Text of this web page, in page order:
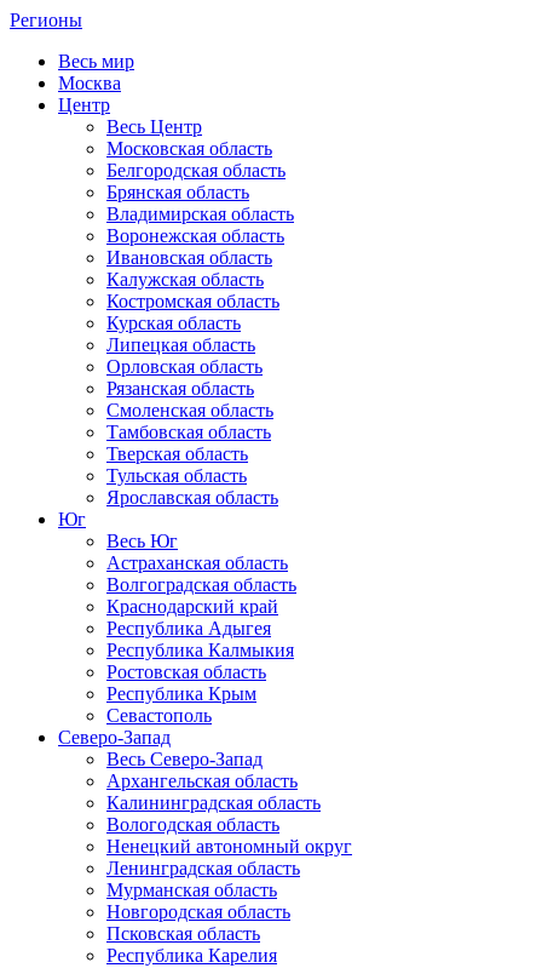
Регионы
Весь мир
Москва
Центр
Весь Центр
Московская область
Белгородская область
Брянская область
Владимирская область
Воронежская область
Ивановская область
Калужская область
Костромская область
Курская область
Липецкая область
Орловская область
Рязанская область
Смоленская область
Тамбовская область
Тверская область
Тульская область
Ярославская область
Юг
Весь Юг
Астраханская область
Волгоградская область
Краснодарский край
Республика Адыгея
Республика Калмыкия
Ростовская область
Республика Крым
Севастополь
Северо-Запад
Весь Северо-Запад
Архангельская область
Калининградская область
Вологодская область
Ненецкий автономный округ
Ленинградская область
Мурманская область
Новгородская область
Псковская область
Республика Карелия